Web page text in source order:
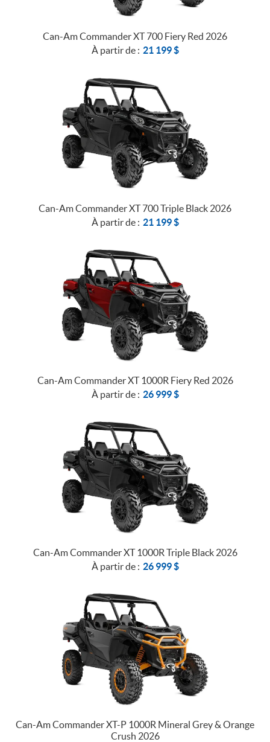
Can-Am Commander XT 700 Fiery Red 2026
À partir de : 21 199$
Can-Am Commander XT 700 Triple Black 2026
À partir de : 21 199$
Can-Am Commander XT 1000R Fiery Red 2026
À partir de : 26 999$
Can-Am Commander XT 1000R Triple Black 2026
À partir de : 26 999$
Can-Am Commander XT-P 1000R Mineral Grey & Orange
Crush 2026